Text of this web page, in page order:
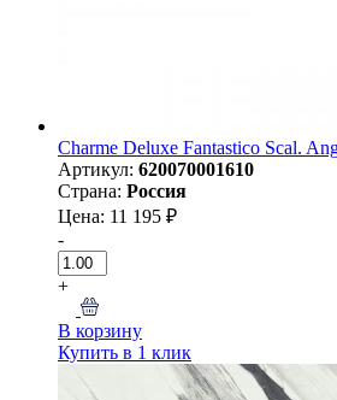
Charme Deluxe Fantastico Scal.
Артикул: 620070001610
Страна: Россия
Цена: 11 195 ₽
-
+
В корзину
Купить в 1 клик